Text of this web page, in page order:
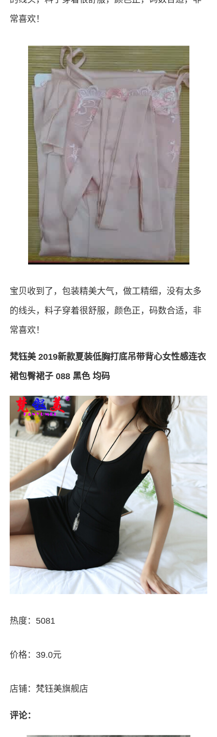
常喜欢！
宝贝收到了，包装精美大气，做工精细，没有太多
的线头，料子穿着很舒服，颜色正，码数合适，非
常喜欢！
梵钰美 2019新款夏装低胸打底吊带背心女性感连衣
裙包臀裙子 088 黑色 均码
热度：5081
价格：39.0元
店铺：梵钰美旗舰店
评论：